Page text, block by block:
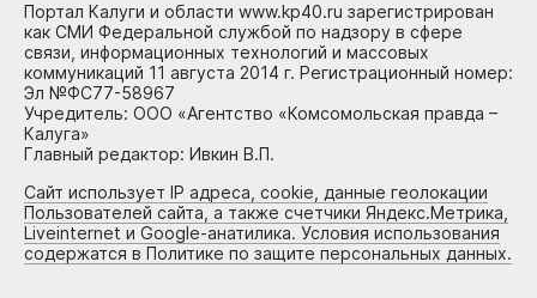
Портал Калуги и области www.kp40.ru зарегистрирован
как СМИ Федеральной службой по надзору в сфере
связи, информационных технологий и массовых
коммуникаций 11 августа 2014 г. Регистрационный номер:
Эл №ФС77-58967
Учредитель: ООО «Агентство «Комсомольская правда –
Калуга»
Главный редактор: Ивкин В.П.
Сайт использует IP адреса, cookie, данные геолокации
Пользователей сайта, а также счетчики Яндекс.Метрика,
Liveinternet и Google-анатилика. Условия использования
содержатся в Политике по защите персональных данных.